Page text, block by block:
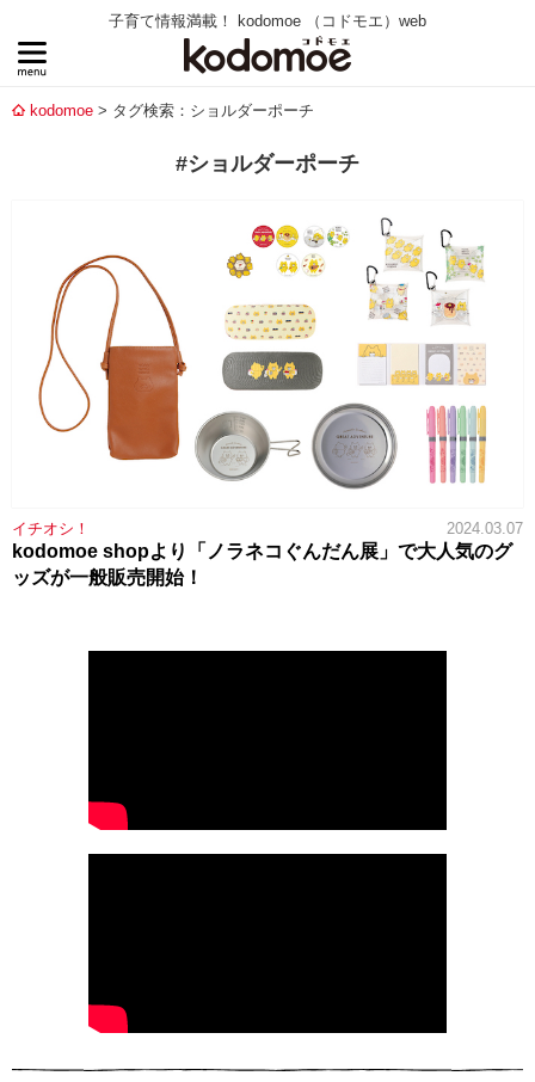
子育て情報満載！ kodomoe （コドモエ）web
kodomoe タグ検索：ショルダーポーチ
#ショルダーポーチ
イチオシ！ 2024.03.07
kodomoe shopより「ノラネコぐんだん展」で大人気のグ
ッズが一般販売開始！